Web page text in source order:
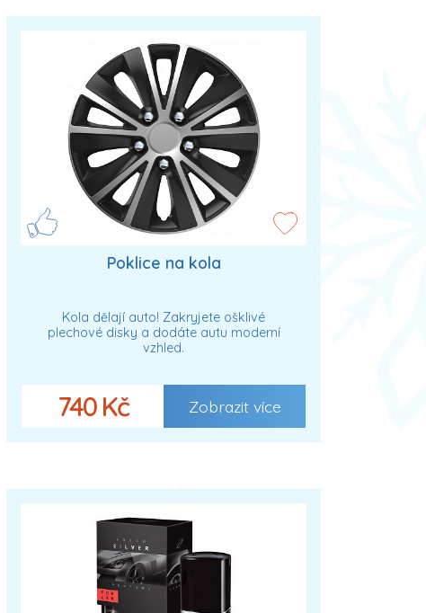
Poklice na kola
Kola dělají auto! Zakryjete ošklivé
plechové disky a dodáte autu moderní
vzhled.
740 Kč Zobrazit více